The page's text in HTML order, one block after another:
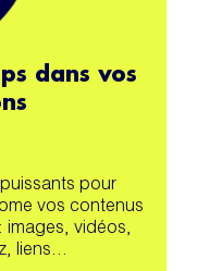
dans vos
pour
vos contenus
vidéos,
liens…